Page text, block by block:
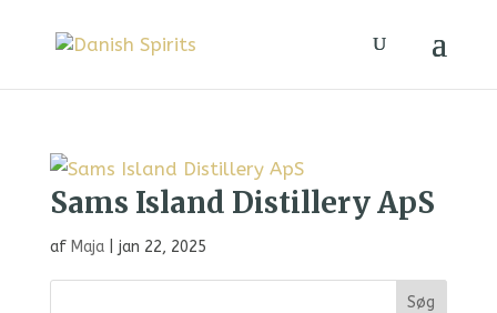
Sams Island Distillery ApS
af Maja| jan 22, 2025
Søg